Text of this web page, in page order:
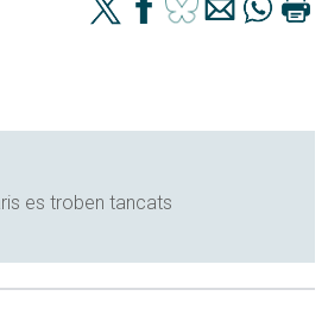
es troben tancats